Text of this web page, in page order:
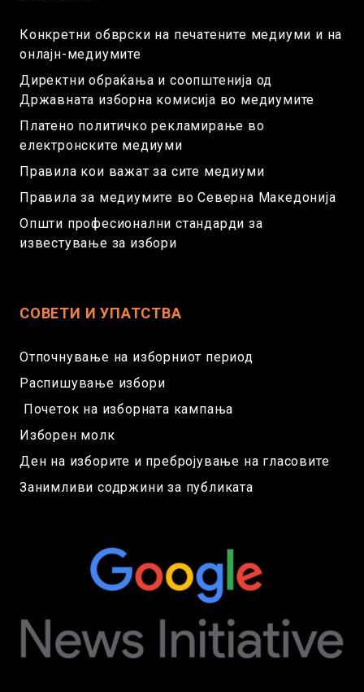
Конкретни обврски на печатените медиуми и на
онлајн-медиумите
Директни обраќања и соопштенија од
Државната изборна комисија во медиумите
Платено политичко рекламирање во
електронските медиуми
Правила кои важат за сите медиуми
Правила за медиумите во Северна Македонија
Општи професионални стандарди за
известување за избори
СОВЕТИ И УПАТСТВА
Отпочнување на изборниот период
Распишување избори
Почеток на изборната кампања
Изборен молк
Ден на изборите и пребројување на гласовите
Занимливи содржини за публиката